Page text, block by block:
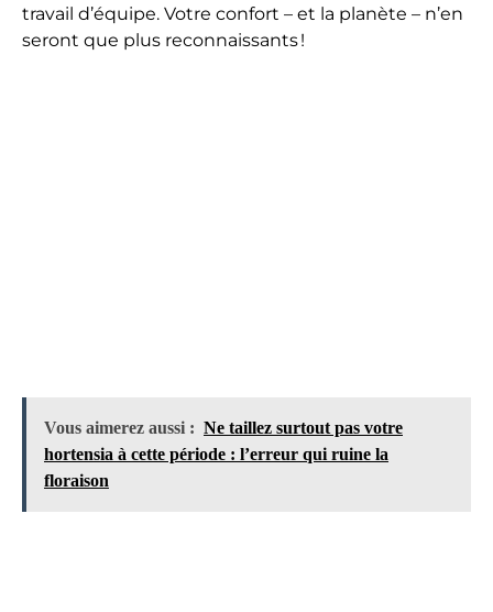
travail d’équipe. Votre confort – et la planète – n’en
seront que plus reconnaissants !
Vous aimerez aussi : Ne taillez surtout pas votre
hortensia à cette période : l’erreur qui ruine la
floraison